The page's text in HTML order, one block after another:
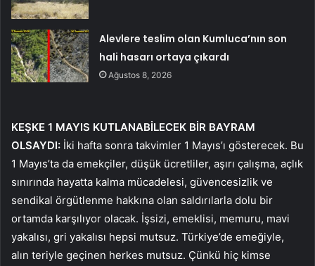
Alevlere teslim olan Kumluca’nın son
hali hasarı ortaya çıkardı
Ağustos 8, 2026
KEŞKE 1 MAYIS KUTLANABİLECEK BİR BAYRAM
OLSAYDI: İki hafta sonra takvimler 1 Mayıs’ı gösterecek. Bu
1 Mayıs’ta da emekçiler, düşük ücretliler, aşırı çalışma, açlık
sınırında hayatta kalma mücadelesi, güvencesizlik ve
sendikal örgütlenme hakkına olan saldırılarla dolu bir
ortamda karşılıyor olacak. İşsizi, emeklisi, memuru, mavi
yakalısı, gri yakalısı hepsi mutsuz. Türkiye’de emeğiyle,
alın teriyle geçinen herkes mutsuz. Çünkü hiç kimse